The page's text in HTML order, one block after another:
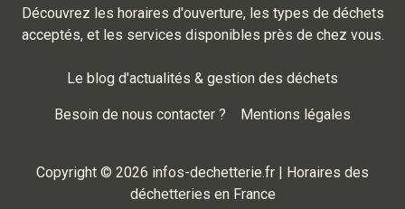
Découvrez les horaires d'ouverture, les types de déchets
acceptés, et les services disponibles près de chez vous.
Le blog d'actualités & gestion des déchets
Besoin de nous contacter ? Mentions légales
Copyright © 2026 infos-dechetterie.fr | Horaires des
déchetteries en France